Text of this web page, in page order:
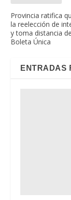
Provincia ratifica
la reelección de
y toma distancia
Boleta Única
ENTRADAS